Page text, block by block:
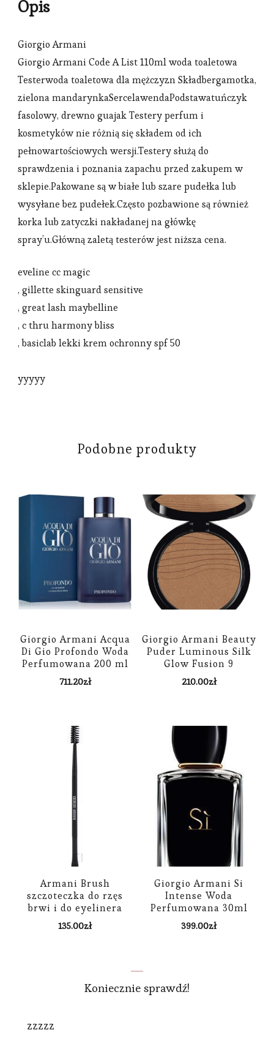
Opis
Giorgio Armani
Giorgio Armani Code A List 110ml woda toaletowa
Testerwoda toaletowa dla mężczyzn Składbergamotka,
zielona mandarynkaSercelawendaPodstawatuńczyk
fasolowy, drewno guajak Testery perfum i
kosmetyków nie różnią się składem od ich
pełnowartościowych wersji.Testery służą do
sprawdzenia i poznania zapachu przed zakupem w
sklepie.Pakowane są w białe lub szare pudełka lub
wysyłane bez pudełek.Często pozbawione są również
korka lub zatyczki nakładanej na główkę
spray’u.Główną zaletą testerów jest niższa cena.
eveline cc magic
, gillette skinguard sensitive
, great lash maybelline
, c thru harmony bliss
, basiclab lekki krem ochronny spf 50
yyyyy
Podobne produkty
Giorgio Armani Acqua
Di Gio Profondo Woda
Perfumowana 200 ml
711.20zł
Giorgio Armani Beauty
Puder Luminous Silk
Glow Fusion 9
210.00zł
Armani Brush
szczoteczka do rzęs
brwi i do eyelinera
135.00zł
Giorgio Armani Si
Intense Woda
Perfumowana 30ml
399.00zł
Koniecznie sprawdź!
zzzzz